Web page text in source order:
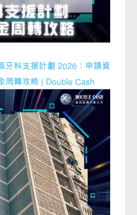
牙科支援計劃 2026：申請資
周轉攻略 | Double Cash